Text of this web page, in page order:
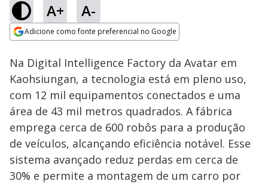
A+ A-
Adicione como fonte preferencial no Google
Ativar
Loaded
24.05%
Na Digital Intelligence Factory da Avatar em
Kaohsiungan, a tecnologia está em pleno uso,
com 12 mil equipamentos conectados e uma
área de 43 mil metros quadrados. A fábrica
emprega cerca de 600 robôs para a produção
de veículos, alcançando eficiência notável. Esse
sistema avançado reduz perdas em cerca de
30% e permite a montagem de um carro por